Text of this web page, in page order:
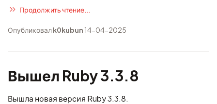
Продолжить чтение...
Опубликовалk0kubun 14-04-2025
Вышел Ruby 3.3.8
Вышла новая версия Ruby 3.3.8.